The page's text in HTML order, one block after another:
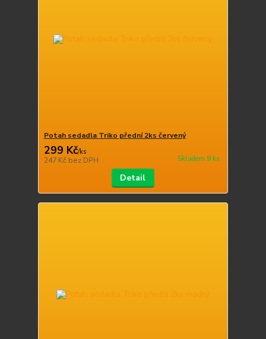
Potah sedadla Triko přední 2ks červený
299 Kč/ks
247 Kč bez DPH Skladem 9 ks
Detail